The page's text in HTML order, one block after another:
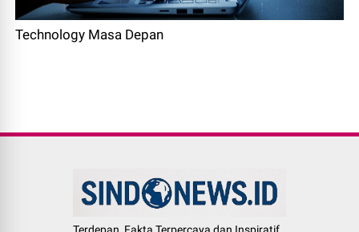
Technology Masa Depan
Terdepan, Fakta Terpercaya dan Inspiratif